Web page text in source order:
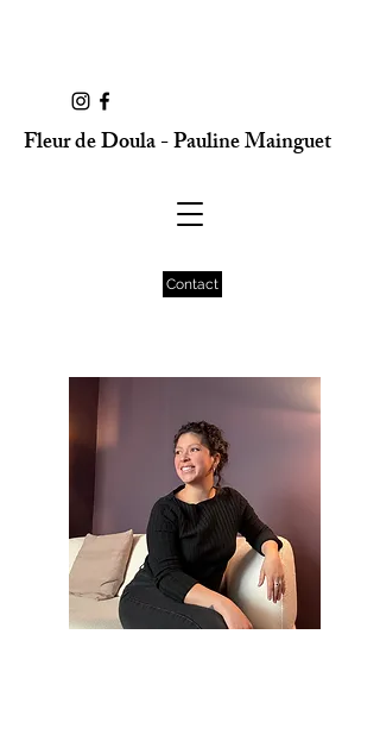
Fleur de Doula - Pauline Mainguet
Contact